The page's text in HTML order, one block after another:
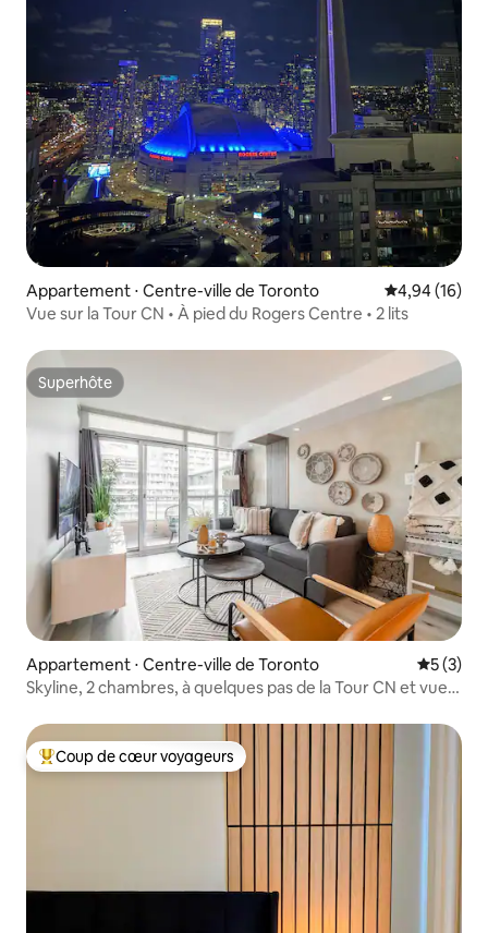
Appartement ⋅ Centre-ville de Toronto Évaluation
4,94 (16)
Vue sur la Tour CN • À pied du Rogers Centre • 2 lits
Superhôte
Superhôte
Appartement ⋅ Centre-ville de Toronto
5 (3)
Skyline, 2 chambres, à quelques pas de la Tour CN et vue
Coups de cœur voyageurs les plus appréciés
Coup de cœur voyageurs